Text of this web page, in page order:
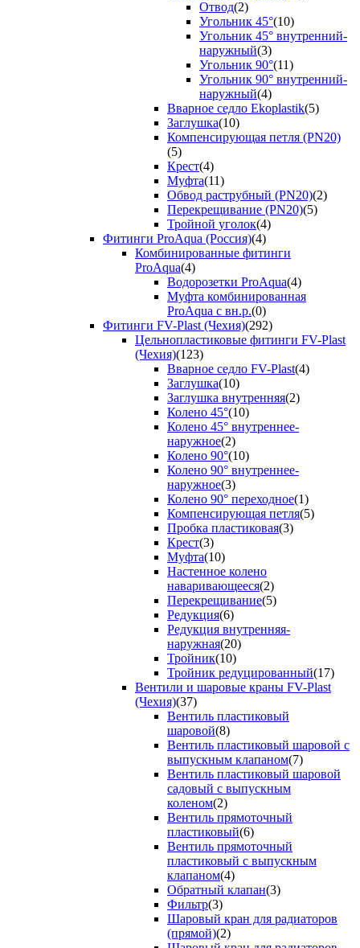
Отвод(2)
Угольник 45°(10)
Угольник 45° внутренний-
наружный(3)
Угольник 90°(11)
Угольник 90° внутренний-
наружный(4)
Вварное седло Ekoplastik(5)
Заглушка(10)
Компенсирующая петля (PN20)
(5)
Крест(4)
Муфта(11)
Обвод раструбный (PN20)(2)
Перекрещивание (PN20)(5)
Тройной уголок(4)
Фитинги ProAqua (Россия)(4)
Комбинированные фитинги
ProAqua(4)
Водорозетки ProAqua(4)
Муфта комбинированная
ProAqua с вн.р.(0)
Фитинги FV-Plast (Чехия)(292)
Цельнопластиковые фитинги FV-Plast
(Чехия)(123)
Вварное седло FV-Plast(4)
Заглушка(10)
Заглушка внутренняя(2)
Колено 45°(10)
Колено 45° внутреннее-
наружное(2)
Колено 90°(10)
Колено 90° внутреннее-
наружное(3)
Колено 90° переходное(1)
Компенсирующая петля(5)
Пробка пластиковая(3)
Крест(3)
Муфта(10)
Настенное колено
наваривающееся(2)
Перекрещивание(5)
Редукция(6)
Редукция внутренняя-
наружная(20)
Тройник(10)
Тройник редуцированный(17)
Вентили и шаровые краны FV-Plast
(Чехия)(37)
Вентиль пластиковый
шаровой(8)
Вентиль пластиковый шаровой с
выпускным клапаном(7)
Вентиль пластиковый шаровой
садовый с выпускным
коленом(2)
Вентиль прямоточный
пластиковый(6)
Вентиль прямоточный
пластиковый с выпускным
клапаном(4)
Обратный клапан(3)
Фильтр(3)
Шаровый кран для радиаторов
(прямой)(2)